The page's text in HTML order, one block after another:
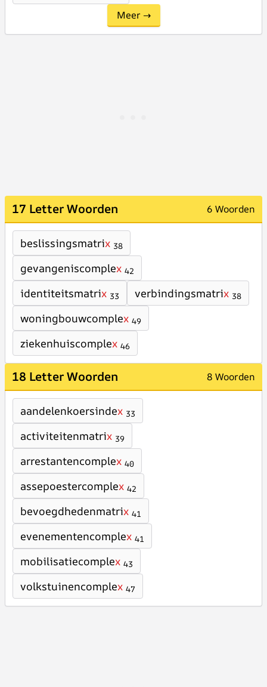
Meer →
17 Letter Woorden 6 Woorden
beslissingsmatrix 38
gevangeniscomplex 42
identiteitsmatrix 33 verbindingsmatrix 38
woningbouwcomplex 49
ziekenhuiscomplex 46
18 Letter Woorden 8 Woorden
aandelenkoersindex 33
activiteitenmatrix 39
arrestantencomplex 40
assepoestercomplex 42
bevoegdhedenmatrix 41
evenementencomplex 41
mobilisatiecomplex 43
volkstuinencomplex 47